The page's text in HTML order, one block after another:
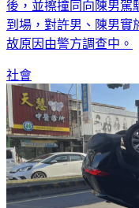
後，並擦撞同向陳男駕
到場，對許男、陳男實
故原因由警方調查中。
社會